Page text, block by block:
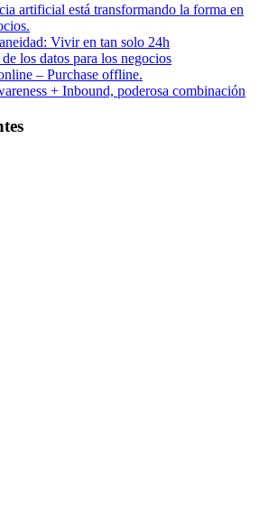
artificial está transformando la forma en
Vivir en tan solo 24h
los datos para los negocios
– Purchase offline.
+ Inbound, poderosa combinación